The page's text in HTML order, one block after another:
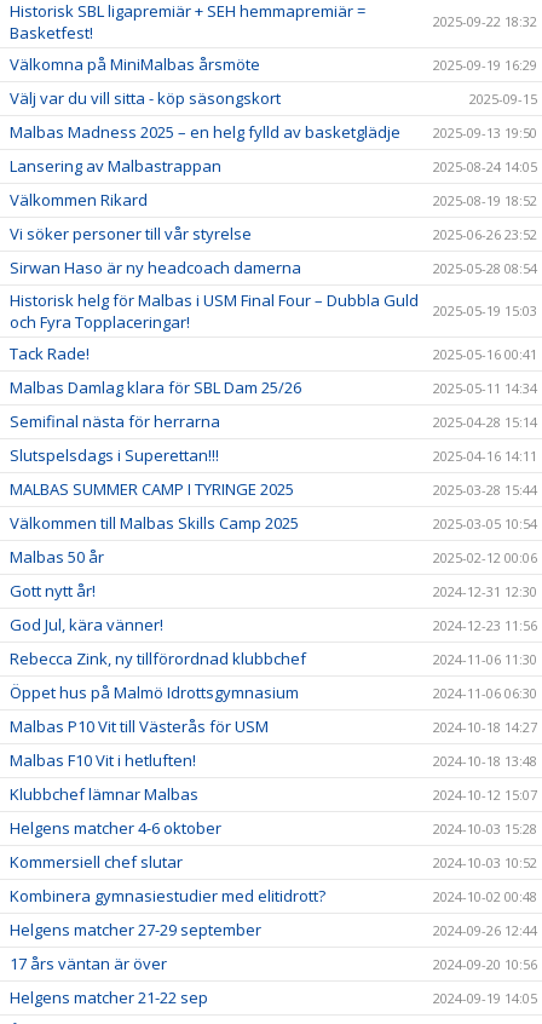
Historisk SBL ligapremiär + SEH hemmapremiär =
Basketfest!
2025-09-22 18:32
Välkomna på MiniMalbas årsmöte 2025-09-19 16:29
Välj var du vill sitta - köp säsongskort 2025-09-15
Malbas Madness 2025 – en helg fylld av basketglädje 2025-09-13 19:50
Lansering av Malbastrappan 2025-08-24 14:05
Välkommen Rikard 2025-08-19 18:52
Vi söker personer till vår styrelse 2025-06-26 23:52
Sirwan Haso är ny headcoach damerna 2025-05-28 08:54
Historisk helg för Malbas i USM Final Four – Dubbla Guld
och Fyra Topplaceringar!
2025-05-19 15:03
Tack Rade! 2025-05-16 00:41
Malbas Damlag klara för SBL Dam 25/26 2025-05-11 14:34
Semifinal nästa för herrarna 2025-04-28 15:14
Slutspelsdags i Superettan!!! 2025-04-16 14:11
MALBAS SUMMER CAMP I TYRINGE 2025 2025-03-28 15:44
Välkommen till Malbas Skills Camp 2025 2025-03-05 10:54
Malbas 50 år 2025-02-12 00:06
Gott nytt år! 2024-12-31 12:30
God Jul, kära vänner! 2024-12-23 11:56
Rebecca Zink, ny tillförordnad klubbchef 2024-11-06 11:30
Öppet hus på Malmö Idrottsgymnasium 2024-11-06 06:30
Malbas P10 Vit till Västerås för USM 2024-10-18 14:27
Malbas F10 Vit i hetluften! 2024-10-18 13:48
Klubbchef lämnar Malbas 2024-10-12 15:07
Helgens matcher 4-6 oktober 2024-10-03 15:28
Kommersiell chef slutar 2024-10-03 10:52
Kombinera gymnasiestudier med elitidrott? 2024-10-02 00:48
Helgens matcher 27-29 september 2024-09-26 12:44
17 års väntan är över 2024-09-20 10:56
Helgens matcher 21-22 sep 2024-09-19 14:05